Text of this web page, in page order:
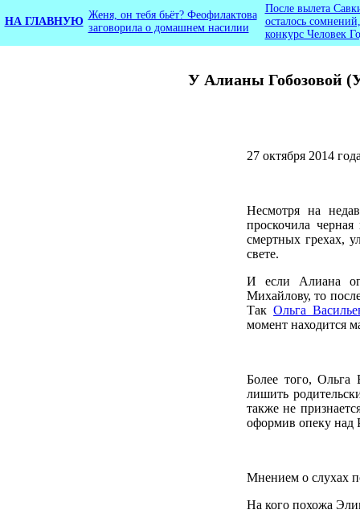
У Алианы Гобозовой
НА ГЛАВНУЮ
Женя, он тебя бьёт? Феофилактова
заговорила о домашнем насилии
После вылета
осталось
конкурс Человек
27 октября 2014
Несмотря на
проскочила
смертных грехах,
свете.
И если Алиана
Михайлову, то
ТакОльга
момент находится
Более того, Ольга
лишить
также не
оформив опеку над
Мнением о слухах
На кого похожа